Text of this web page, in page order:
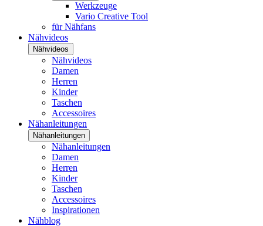
Werkzeuge
Vario Creative Tool
für Nähfans
Nähvideos
Nähvideos
Nähvideos
Damen
Herren
Kinder
Taschen
Accessoires
Nähanleitungen
Nähanleitungen
Nähanleitungen
Damen
Herren
Kinder
Taschen
Accessoires
Inspirationen
Nähblog